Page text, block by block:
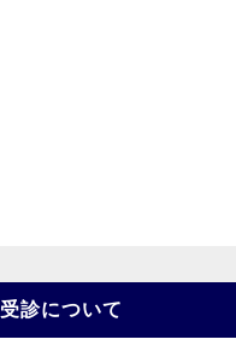
受診について